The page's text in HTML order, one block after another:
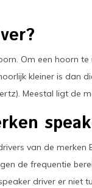
Om een hoorn
kleiner is dan
Meestal ligt de
van de merken
de frequentie
driver er niet